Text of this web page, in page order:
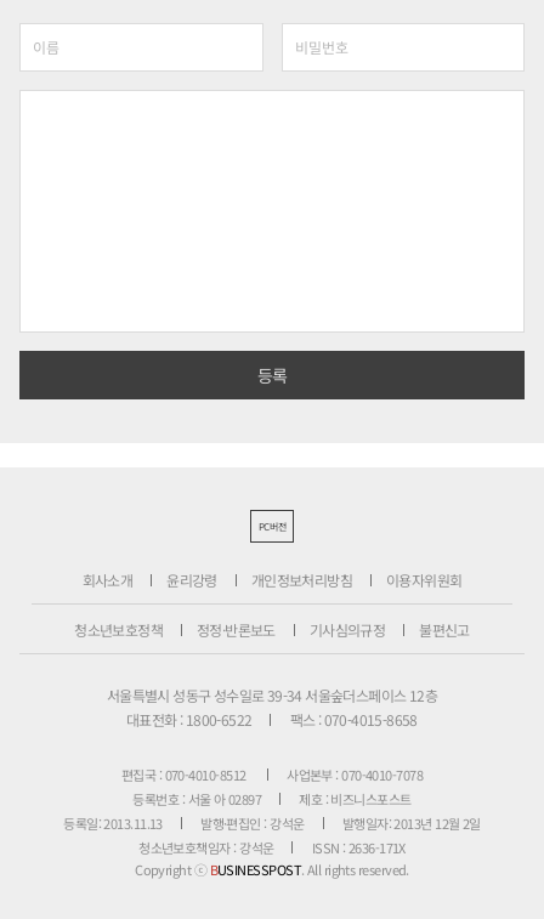
PC버전
회사소개 윤리강령 개인정보처리방침 이용자위원회
청소년보호정책 정정·반론보도 기사심의규정 불편신고
서울특별시 성동구 성수일로 39-34 서울숲더스페이스 12층
대표전화 : 1800-6522
팩스 : 070-4015-8658
편집국 : 070-4010-8512
사업본부 : 070-4010-7078
등록번호 : 서울 아 02897
제호 : 비즈니스포스트
등록일: 2013.11.13
발행·편집인 : 강석운
발행일자: 2013년 12월 2일
청소년보호책임자 : 강석운
ISSN : 2636-171X
Copyright ⓒBUSINESSPOST. All rights reserved.